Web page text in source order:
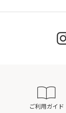
ご利用ガイド